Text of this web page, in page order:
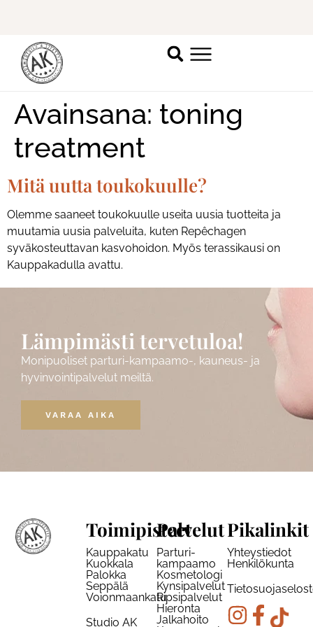
Ilmoittaudu mukaan ripsienpidennyskoulutukseen.
Avainsana: toning
treatment
Mitä uutta toukokuulle?
Olemme saaneet toukokuulle useita uusia tuotteita ja
muutamia uusia palveluita, kuten Repêchagen
syväkosteuttavan kasvohoidon. Myös terassikausi on
Kauppakadulla avattu.
Lämpimästi tervetuloa!
Monipuoliset parturi-kampaamo-, kauneus- ja
hyvinvointipalvelut meiltä.
VARAA AIKA
Toimipisteet
Kauppakatu
Kuokkala
Palokka
Seppälä
Voionmaankatu
Studio AK
Palvelut
Parturi-
kampaamo
Kosmetologi
Kynsipalvelut
Ripsipalvelut
Hieronta
Jalkahoito
Pikalinkit
Yhteystiedot
Henkilökunta